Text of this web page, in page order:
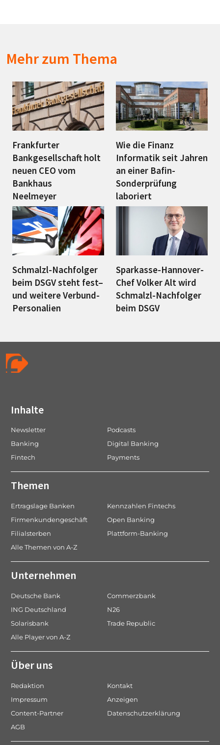
Mehr zum Thema
Frankfurter
Bankgesellschaft holt
neuen CEO vom
Bankhaus
Neelmeyer
Wie die Finanz
Informatik seit Jahren
an einer Bafin-
Sonderprüfung
laboriert
Schmalzl-Nachfolger
beim DSGV steht fest–
und weitere Verbund-
Personalien
Sparkasse-Hannover-
Chef Volker Alt wird
Schmalzl-Nachfolger
beim DSGV
Inhalte
Newsletter
Podcasts
Banking
Digital Banking
Fintech
Payments
Themen
Ertragslage Banken
Kennzahlen Fintechs
Firmenkundengeschäft
Open Banking
Filialsterben
Plattform-Banking
Alle Themen von A-Z
Unternehmen
Deutsche Bank
Commerzbank
ING Deutschland
N26
Solarisbank
Trade Republic
Alle Player von A-Z
Über uns
Redaktion
Kontakt
Impressum
Anzeigen
Content-Partner
Datenschutzerklärung
AGB